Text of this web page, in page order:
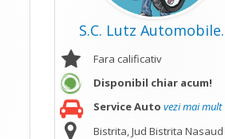
S.C. Lutz
Fara calificativ
Disponibil chiar acum!
Service Auto vezi mai mult
Bistrita, Jud Bistrita Nasaud